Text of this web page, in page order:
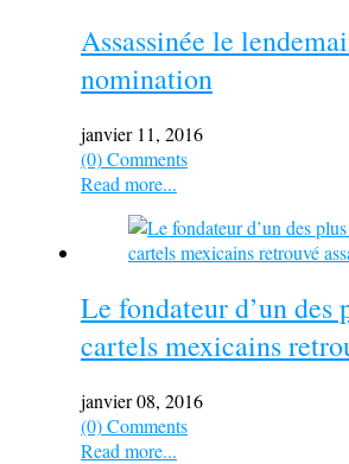
Assassinée le
nomination
janvier 11, 2016
(0) Comments
Read more...
Le fondateur d’un des
cartels mexicains
janvier 08, 2016
(0) Comments
Read more...